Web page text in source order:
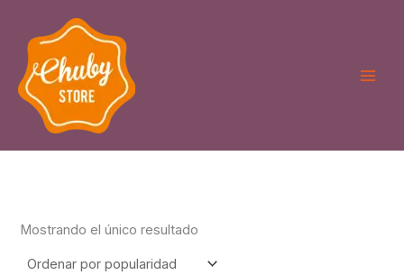
contenido
Mostrando el único resultado